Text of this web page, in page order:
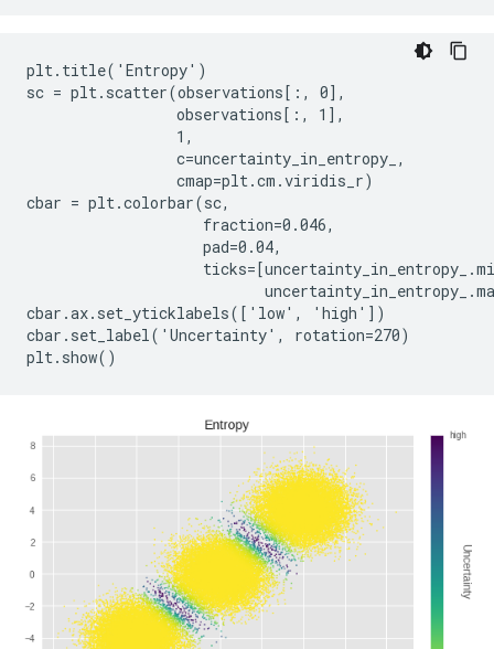
plt.title('Entropy')
sc = plt.scatter(observations[:, 0],
                 observations[:, 1],
                 1,
                 c=uncertainty_in_entropy_,
                 cmap=plt.cm.viridis_r)
cbar = plt.colorbar(sc,
                    fraction=0.046,
                    pad=0.04,
cbar.ax.set_yticklabels(['low', 'high'])
cbar.set_label('Uncertainty', rotation=270)